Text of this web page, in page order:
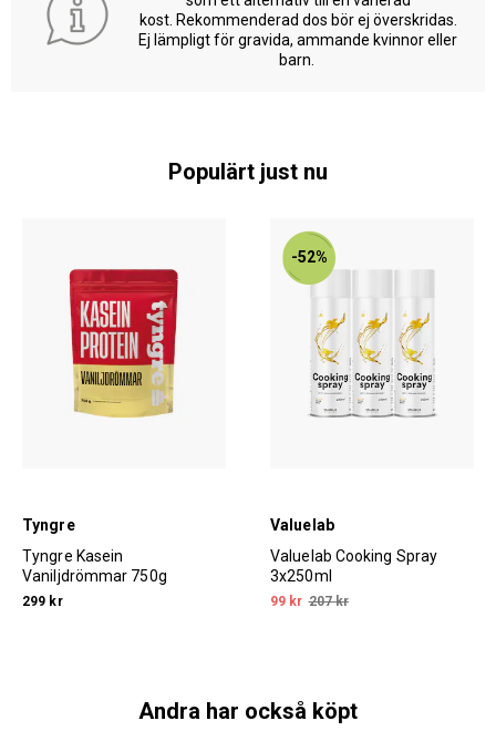
kost. Rekommenderad dos bör ej överskridas.
Ej lämpligt för gravida, ammande kvinnor eller
barn.
Populärt just nu
Tyngre
Tyngre Kasein
Vaniljdrömmar 750g
299 kr
-52%
Valuelab
Valuelab Cooking Spray
3x250ml
99 kr 207 kr
Andra har också köpt